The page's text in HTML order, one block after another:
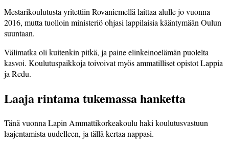
Mestarikoulutusta yritettiin Rovaniemellä laittaa alulle jo vuonna
2016, mutta tuolloin ministeriö ohjasi lappilaisia kääntymään Oulun
suuntaan.
Välimatka oli kuitenkin pitkä, ja paine elinkeinoelämän puolelta
kasvoi. Koulutuspaikkoja toivoivat myös ammatilliset opistot Lappia
ja Redu.
Laaja rintama tukemassa hanketta
Tänä vuonna Lapin Ammattikorkeakoulu haki koulutusvastuun
laajentamista uudelleen, ja tällä kertaa nappasi.